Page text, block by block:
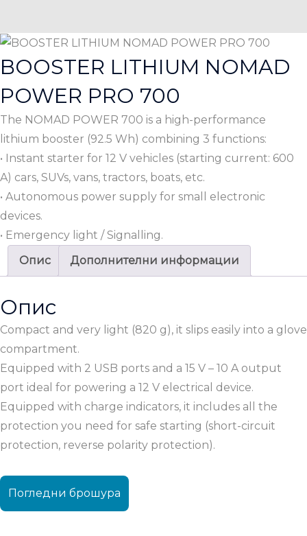
BOOSTER LITHIUM NOMAD
POWER PRO 700
The NOMAD POWER 700 is a high-performance
lithium booster (92.5 Wh) combining 3 functions:
• Instant starter for 12 V vehicles (starting current: 600
A) cars, SUVs, vans, tractors, boats, etc.
• Autonomous power supply for small electronic
devices.
• Emergency light / Signalling.
Опис
Дополнителни информации
Опис
Compact and very light (820 g), it slips easily into a glove
compartment.
Equipped with 2 USB ports and a 15 V – 10 A output
port ideal for powering a 12 V electrical device.
Equipped with charge indicators, it includes all the
protection you need for safe starting (short-circuit
protection, reverse polarity protection).
Погледни брошура